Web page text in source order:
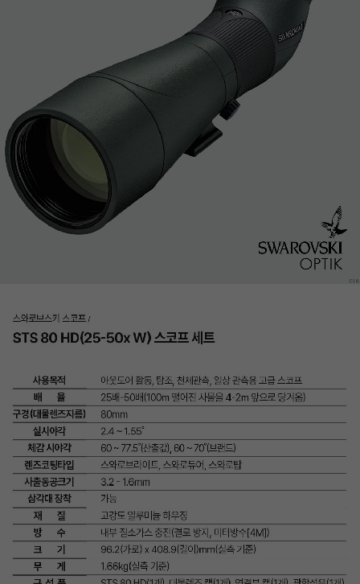
이코 라이프 하